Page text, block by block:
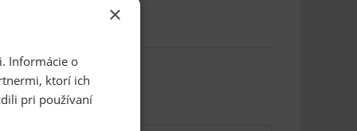
×
Informácie o
ktorí ich
pri používaní